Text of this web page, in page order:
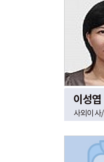
이성엽
사외이사